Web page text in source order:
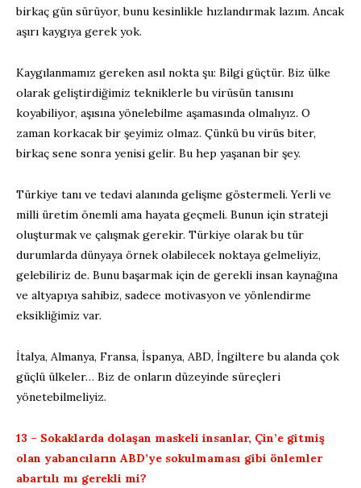
birkaç gün sürüyor, bunu kesinlikle hızlandırmak lazım. Ancak
aşırı kaygıya gerek yok.
Kaygılanmamız gereken asıl nokta şu: Bilgi güçtür. Biz ülke
olarak geliştirdiğimiz tekniklerle bu virüsün tanısını
koyabiliyor, aşısına yönelebilme aşamasında olmalıyız. O
zaman korkacak bir şeyimiz olmaz. Çünkü bu virüs biter,
birkaç sene sonra yenisi gelir. Bu hep yaşanan bir şey.
Türkiye tanı ve tedavi alanında gelişme göstermeli. Yerli ve
milli üretim önemli ama hayata geçmeli. Bunun için strateji
oluşturmak ve çalışmak gerekir. Türkiye olarak bu tür
durumlarda dünyaya örnek olabilecek noktaya gelmeliyiz,
gelebiliriz de. Bunu başarmak için de gerekli insan kaynağına
ve altyapıya sahibiz, sadece motivasyon ve yönlendirme
eksikliğimiz var.
İtalya, Almanya, Fransa, İspanya, ABD, İngiltere bu alanda çok
güçlü ülkeler… Biz de onların düzeyinde süreçleri
yönetebilmeliyiz.
13 – Sokaklarda dolaşan maskeli insanlar, Çin’e gitmiş
olan yabancıların ABD’ye sokulmaması gibi önlemler
abartılı mı gerekli mi?